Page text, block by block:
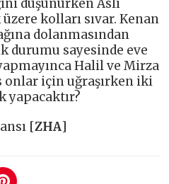
düşünürken Aslı
kolları sıvar. Kenan
dolanmasından
durumu sayesinde eve
Halil ve Mirza
onlar için uğraşırken iki
yapacaktır?
[ZHA]